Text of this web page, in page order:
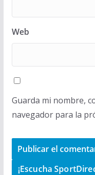
Web
Guarda mi nombre,
navegador para la
¡Escucha